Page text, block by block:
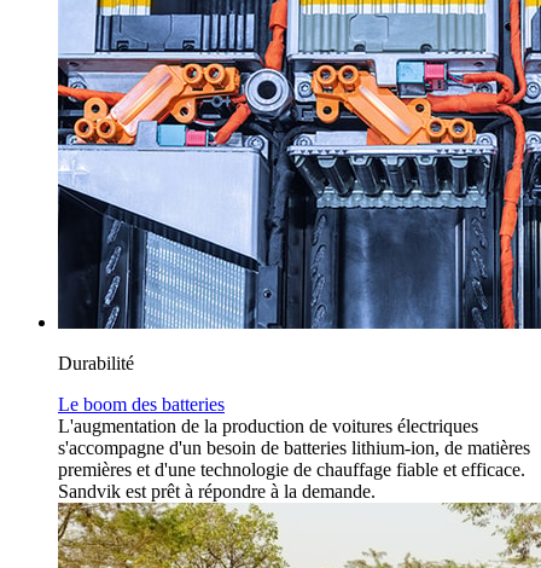
Durabilité
Le boom des batteries
L'augmentation de la production de voitures électriques
s'accompagne d'un besoin de batteries lithium-ion, de matières
premières et d'une technologie de chauffage fiable et efficace.
Sandvik est prêt à répondre à la demande.